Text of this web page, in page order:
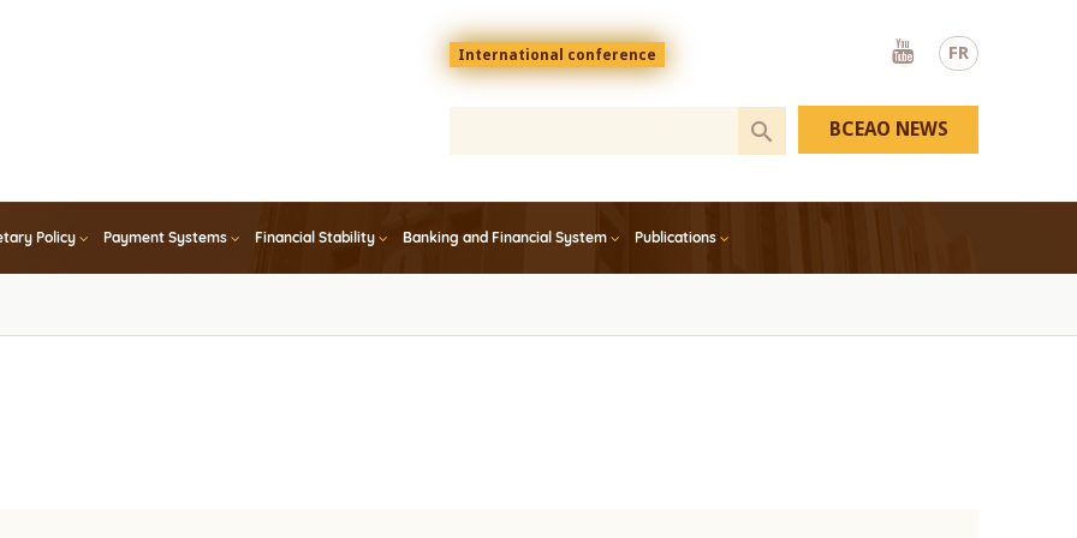
FR
Menu
top
En
International conference
Youtube
Policy Payment Systems Financial Stability Banking and Financial System Publications
BCEAO NEWS